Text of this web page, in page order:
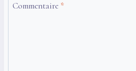
Commentaire *